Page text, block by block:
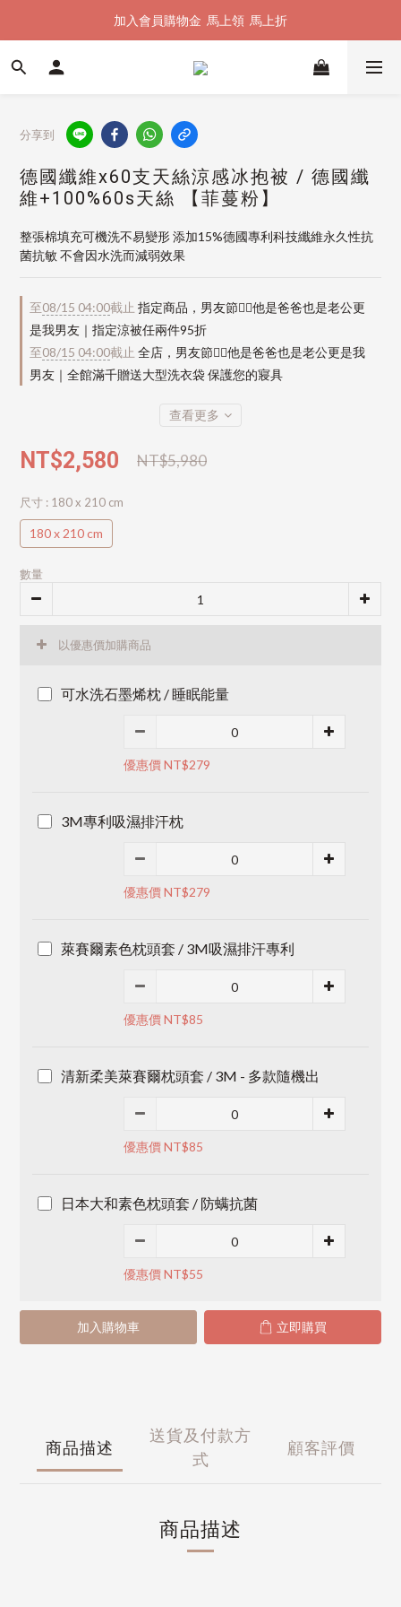
加入會員購物金  馬上領  馬上折
加入會員購物金  馬上領  馬上折
全館單筆滿 $1500 即享全台免運
分享到
德國纖維x60支天絲涼感冰抱被 / 德國纖
維+100%60s天絲 【菲蔓粉】
整張棉填充可機洗不易變形 添加15%德國專利科技纖維永久性抗
菌抗敏 不會因水洗而減弱效果
至08/15 04:00截止 指定商品，男友節👱‍♂️他是爸爸也是老公更
是我男友｜指定涼被任兩件95折
至08/15 04:00截止 全店，男友節👱‍♂️他是爸爸也是老公更是我
男友｜全館滿千贈送大型洗衣袋 保護您的寢具
查看更多
NT$2,580 NT$5,980
尺寸 : 180 x 210 cm
180 x 210 cm
數量
以優惠價加購商品
可水洗石墨烯枕 / 睡眠能量
優惠價 NT$279
3M專利吸濕排汗枕
優惠價 NT$279
萊賽爾素色枕頭套 / 3M吸濕排汗專利
優惠價 NT$85
清新柔美萊賽爾枕頭套 / 3M - 多款隨機出
優惠價 NT$85
日本大和素色枕頭套 / 防螨抗菌
優惠價 NT$55
加入購物車 立即購買
商品描述
送貨及付款方
式
顧客評價
商品描述